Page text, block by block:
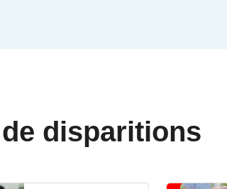
disparitions